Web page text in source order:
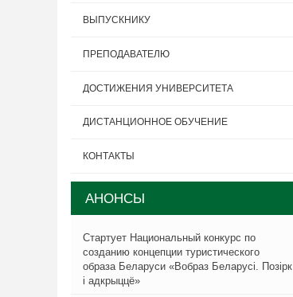
ВЫПУСКНИКУ
ПРЕПОДАВАТЕЛЮ
ДОСТИЖЕНИЯ УНИВЕРСИТЕТА
ДИСТАНЦИОННОЕ ОБУЧЕНИЕ
КОНТАКТЫ
АНОНСЫ
Стартует Национальный конкурс по
созданию концепции туристического
образа Беларуси «Вобраз Беларусi. Позiрк
i адкрыццё»